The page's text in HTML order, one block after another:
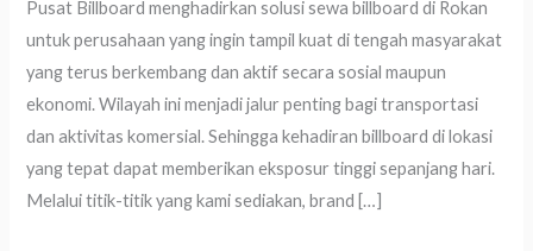
Pusat Billboard menghadirkan solusi sewa billboard di Rokan
untuk perusahaan yang ingin tampil kuat di tengah masyarakat
yang terus berkembang dan aktif secara sosial maupun
ekonomi. Wilayah ini menjadi jalur penting bagi transportasi
dan aktivitas komersial. Sehingga kehadiran billboard di lokasi
yang tepat dapat memberikan eksposur tinggi sepanjang hari.
Melalui titik-titik yang kami sediakan, brand […]